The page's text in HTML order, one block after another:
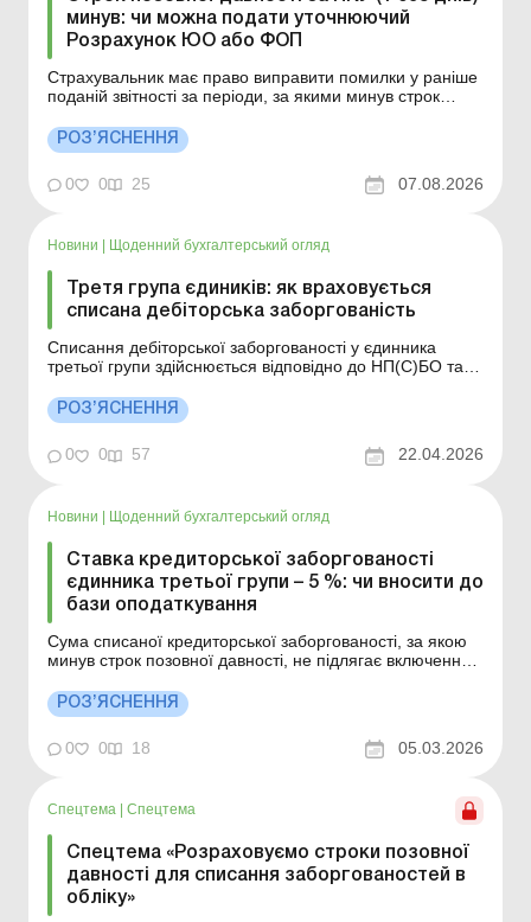
минув: чи можна подати уточнюючий
Розрахунок ЮО або ФОП
Страхувальник має право виправити помилки у раніше
поданій звітності за періоди, за якими минув строк
темою: День бухгалтера з Uteka: головні обліково-
податкові зміни липня – 2026! Податковий розрахунок
за оновленою формою юрособи вперше по...
РОЗ’ЯСНЕННЯ
0 0 25 07.08.2026
Новини Щоденний бухгалтерський огляд
Третя група єдиників: як враховується
списана дебіторська заборгованість
Списання дебіторської заборгованості у єдинника
третьої групи здійснюється відповідно до НП(С)БО та в
оскільки списання боргу контрагента не є
надходженням коштів для єдинника. Тому в
податковому обліку для цілей обкладення ЄП при
списанні дебіторської з...
РОЗ’ЯСНЕННЯ
0 0 57 22.04.2026
Новини | Щоденний бухгалтерський огляд
Ставка кредиторської заборгованості
єдинника третьої групи – 5 %: чи вносити до
бази оподаткування
Сума списаної кредиторської заборгованості, за якою
минув строк позовної давності, не підлягає включенню
нижче. Більше за темою: Мінімальне податкове
зобов’язання за 2025 рік: порядок визначення
єдинниками третьої групи Як перейти із четве...
РОЗ’ЯСНЕННЯ
0 0 18 05.03.2026
Спецтема | Спецтема
Спецтема «Розраховуємо строки позовної
давності для списання заборгованостей в
обліку»